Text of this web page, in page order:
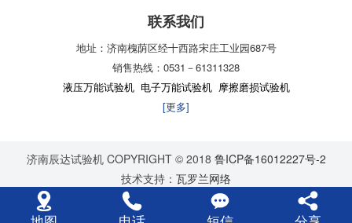
联系我们
地址：济南槐荫区经十西路宋庄工业园687号
销售热线：0531－61311328
液压万能试验机 电子万能试验机 摩擦磨损试验机
[更多]
济南辰达试验机 COPYRIGHT © 2018 鲁ICP备16012227号-2
技术支持： 瓦罗兰网络